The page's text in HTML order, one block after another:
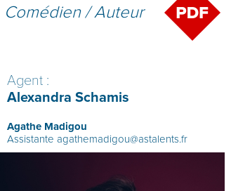
Comédien / Auteur
Agent :
Alexandra Schamis
Agathe Madigou
Assistante agathemadigou@astalents.fr